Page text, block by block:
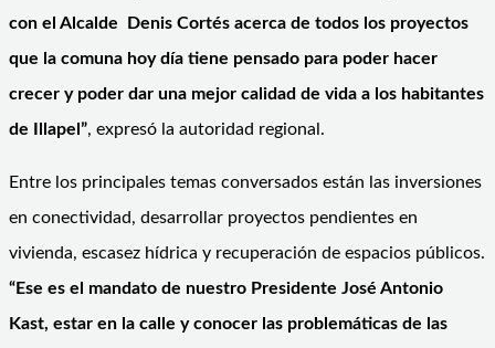
con el Alcalde Denis Cortés acerca de todos los proyectos
que la comuna hoy día tiene pensado para poder hacer
crecer y poder dar una mejor calidad de vida a los habitantes
de Illapel”, expresó la autoridad regional.
Entre los principales temas conversados están las inversiones
en conectividad, desarrollar proyectos pendientes en
vivienda, escasez hídrica y recuperación de espacios públicos.
“Ese es el mandato de nuestro Presidente José Antonio
Kast, estar en la calle y conocer las problemáticas de las